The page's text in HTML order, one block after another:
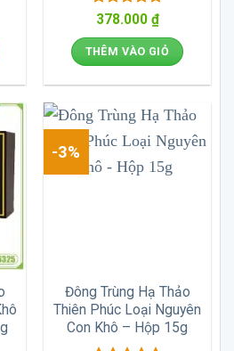
Được xếp
sao
378.000 ₫
THÊM VÀO GIỎ
-3%
Đông Trùng Hạ Thảo
Thiên Phúc Loại Nguyên
Con Khô – Hộp 15g